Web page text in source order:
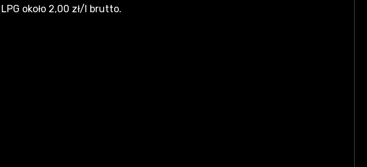
około 2,00 zł/l brutto.